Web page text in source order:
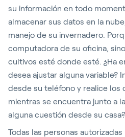
su información en todo
almacenar sus datos en la
manejo de su invernadero.
computadora de su oficina,
cultivos esté donde esté. ¿Ha
desea ajustar alguna variable?
desde su teléfono y realice los
mientras se encuentra junto a
alguna cuestión desde su
Todas las personas